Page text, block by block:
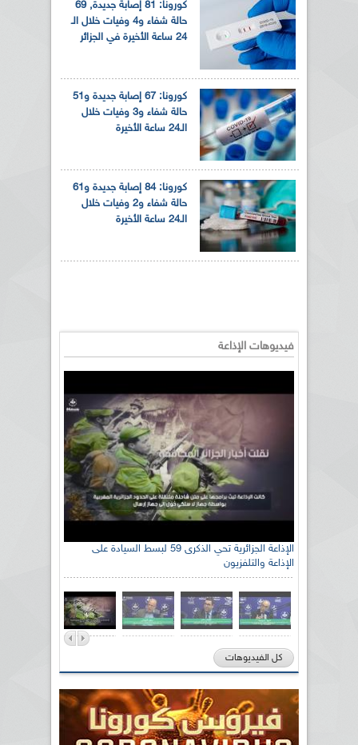
كورونا: 81 إصابة جديدة, 69
حالة شفاء و4 وفيات خلال الـ
24 ساعة الأخيرة في الجزائر
كورونا: 67 إصابة جديدة و51
حالة شفاء و3 وفيات خلال
الـ24 ساعة الأخيرة
كورونا: 84 إصابة جديدة و61
حالة شفاء و2 وفيات خلال
الـ24 ساعة الأخيرة
فيديوهات الإذاعة
الإذاعة الجزائرية تحي الذكرى 59 لبسط السيادة على
الإذاعة والتلفزيون
كل الفيديوهات